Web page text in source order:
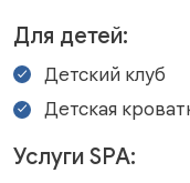
Для детей:
Детский клуб
Детская
Услуги SPA: